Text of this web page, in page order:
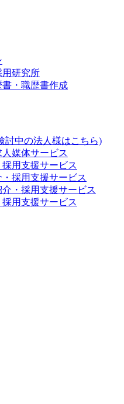
用研究所
・職歴書作成
討中の法人様はこちら)
媒体サービス
用支援サービス
採用支援サービス
・採用支援サービス
用支援サービス